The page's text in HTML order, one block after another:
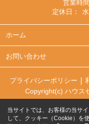
営業時間
定休日：
ホーム
お問い合わせ
プライバシーポリシー
Copyright(c) ハウス
当サイトでは、お客様の当サ
して、クッキー（Cookie）を